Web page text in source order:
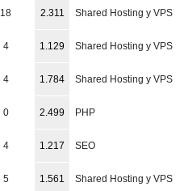
18 2.311 Shared Hosting y VPS
4 1.129 Shared Hosting y VPS
4 1.784 Shared Hosting y VPS
0 2.499 PHP
4 1.217 SEO
5 1.561 Shared Hosting y VPS